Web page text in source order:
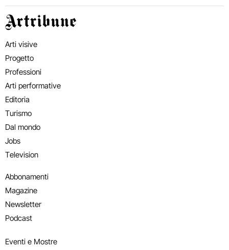
Artribune
Arti visive
Progetto
Professioni
Arti performative
Editoria
Turismo
Dal mondo
Jobs
Television
Abbonamenti
Magazine
Newsletter
Podcast
Eventi e Mostre